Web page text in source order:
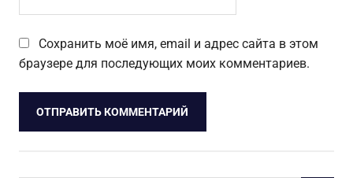
Сохранить моё имя, email и адрес сайта в этом
браузере для последующих моих комментариев.